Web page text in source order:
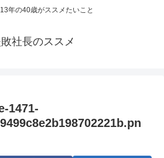
年の40歳がススメたいこと
社長のススメ
1471-